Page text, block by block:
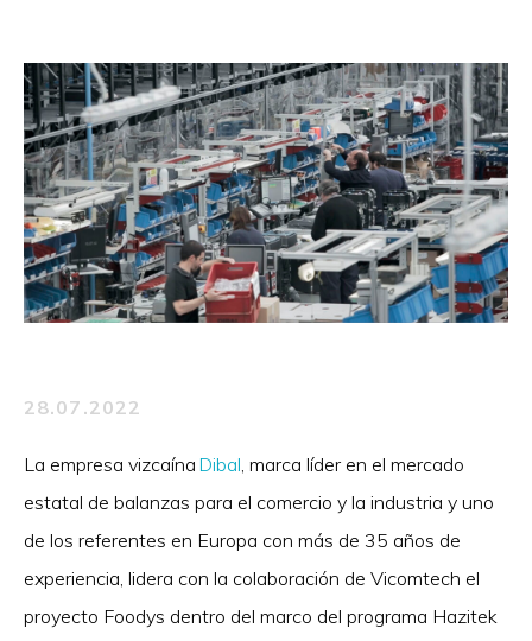
28.07.2022
La empresa vizcaína Dibal, marca líder en el mercado
estatal de balanzas para el comercio y la industria y uno
de los referentes en Europa con más de 35 años de
experiencia, lidera con la colaboración de Vicomtech el
proyecto Foodys dentro del marco del programa Hazitek